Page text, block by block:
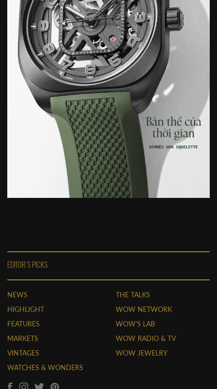
EDITOR'S PICKS
NEWS
HIGHLIGHT
FEATURES
MARKETS
VINTAGES
WATCHES & WONDERS
THE TALKS
WOW NETWORK
WOW'S LAB
WOW RADIO & TV
WOW JEWELRY